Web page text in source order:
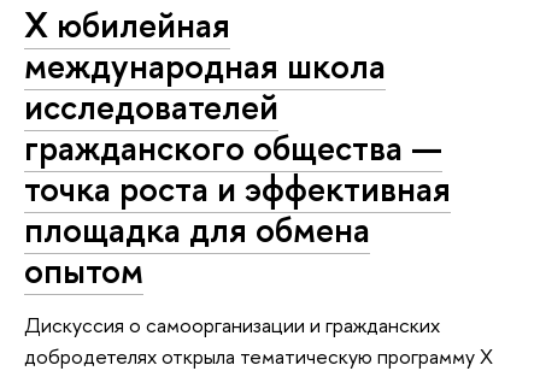
X юбилейная
международная школа
исследователей
гражданского общества —
точка роста и эффективная
площадка для обмена
опытом
Дискуссия о самоорганизации и гражданских
добродетелях открыла тематическую программу X